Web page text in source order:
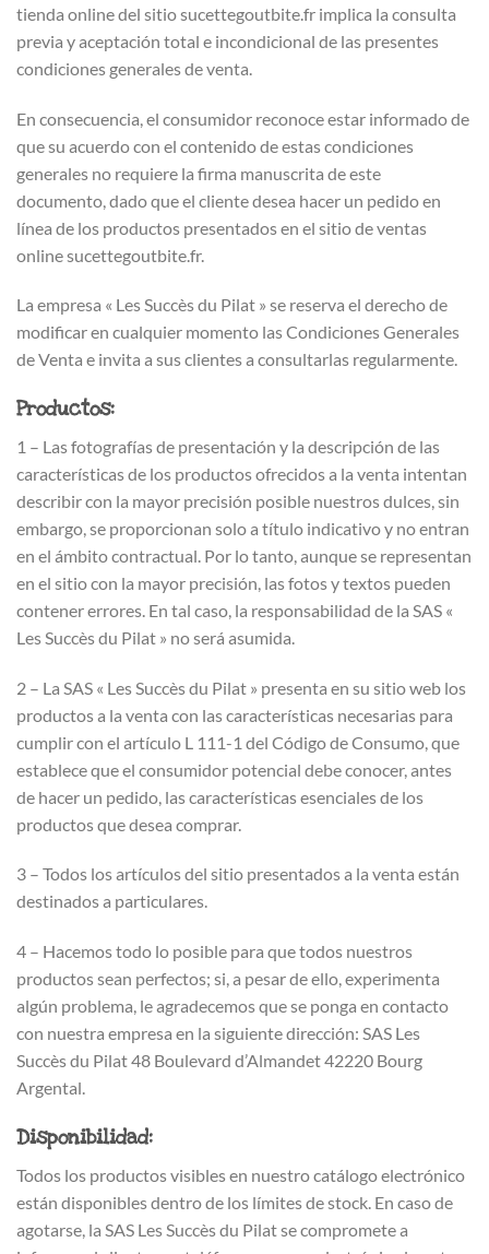
tienda online del sitio sucettegoutbite.fr implica la consulta
previa y aceptación total e incondicional de las presentes
condiciones generales de venta.
En consecuencia, el consumidor reconoce estar informado de
que su acuerdo con el contenido de estas condiciones
generales no requiere la firma manuscrita de este
documento, dado que el cliente desea hacer un pedido en
línea de los productos presentados en el sitio de ventas
online sucettegoutbite.fr.
La empresa « Les Succès du Pilat » se reserva el derecho de
modificar en cualquier momento las Condiciones Generales
de Venta e invita a sus clientes a consultarlas regularmente.
Productos:
1 – Las fotografías de presentación y la descripción de las
características de los productos ofrecidos a la venta intentan
describir con la mayor precisión posible nuestros dulces, sin
embargo, se proporcionan solo a título indicativo y no entran
en el ámbito contractual. Por lo tanto, aunque se representan
en el sitio con la mayor precisión, las fotos y textos pueden
contener errores. En tal caso, la responsabilidad de la SAS «
Les Succès du Pilat » no será asumida.
2 – La SAS « Les Succès du Pilat » presenta en su sitio web los
productos a la venta con las características necesarias para
cumplir con el artículo L 111-1 del Código de Consumo, que
establece que el consumidor potencial debe conocer, antes
de hacer un pedido, las características esenciales de los
productos que desea comprar.
3 – Todos los artículos del sitio presentados a la venta están
destinados a particulares.
4 – Hacemos todo lo posible para que todos nuestros
productos sean perfectos; si, a pesar de ello, experimenta
algún problema, le agradecemos que se ponga en contacto
con nuestra empresa en la siguiente dirección: SAS Les
Succès du Pilat 48 Boulevard d’Almandet 42220 Bourg
Argental.
Disponibilidad:
Todos los productos visibles en nuestro catálogo electrónico
están disponibles dentro de los límites de stock. En caso de
agotarse, la SAS Les Succès du Pilat se compromete a